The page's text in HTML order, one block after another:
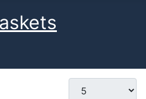
Anzeige #